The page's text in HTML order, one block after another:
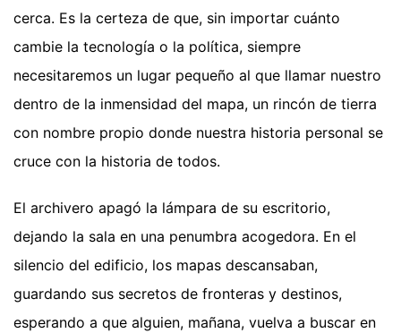
cerca. Es la certeza de que, sin importar cuánto
cambie la tecnología o la política, siempre
necesitaremos un lugar pequeño al que llamar nuestro
dentro de la inmensidad del mapa, un rincón de tierra
con nombre propio donde nuestra historia personal se
cruce con la historia de todos.
El archivero apagó la lámpara de su escritorio,
dejando la sala en una penumbra acogedora. En el
silencio del edificio, los mapas descansaban,
guardando sus secretos de fronteras y destinos,
esperando a que alguien, mañana, vuelva a buscar en